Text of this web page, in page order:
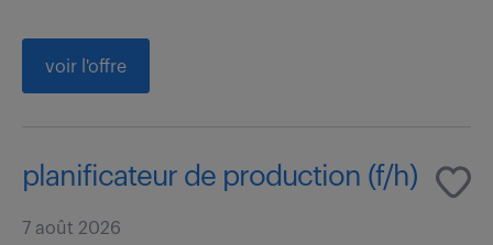
voir l'offre
planificateur de production (f/h)
7 août 2026